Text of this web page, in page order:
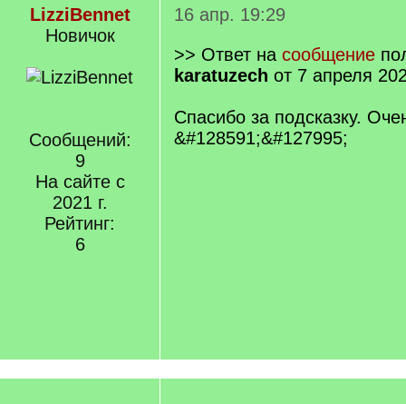
LizziBennet
Новичок
Сообщений:
9
На сайте с
2021 г.
Рейтинг:
6
16 апр. 19:29
>> Ответ на сообщение
karatuzech от 7 апреля
Спасибо за подсказку.
&#128591;&#127995;